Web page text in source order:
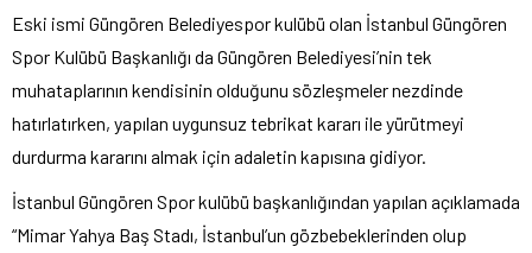
Eski ismi Güngören Belediyespor kulübü olan İstanbul Güngören
Spor Kulübü Başkanlığı da Güngören Belediyesi’nin tek
muhataplarının kendisinin olduğunu sözleşmeler nezdinde
hatırlatırken, yapılan uygunsuz tebrikat kararı ile yürütmeyi
durdurma kararını almak için adaletin kapısına gidiyor.
İstanbul Güngören Spor kulübü başkanlığından yapılan açıklamada
“Mimar Yahya Baş Stadı, İstanbul’un gözbebeklerinden olup